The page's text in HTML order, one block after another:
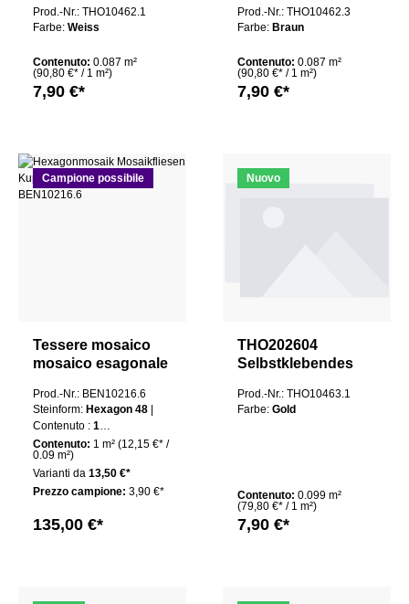
Marmoroptik Weiß
Prod.-Nr.: THO10462.1
Farbe: Weiss
Contenuto: 0.087 m²
(90,80 €* / 1 m²)
7,90 €*
Schieferoptik Braun
Prod.-Nr.: THO10462.3
Farbe: Braun
Contenuto: 0.087 m²
(90,80 €* / 1 m²)
7,90 €*
Campione possibile
Tessere mosaico
mosaico esagonale
confezione
Prod.-Nr.: BEN10216.6
Steinform: Hexagon 48
Contenuto : 1
pacchetto
Contenuto: 1 m² (12,15 €* /
0.09 m²)
Varianti da 13,50 €*
Prezzo campione: 3,90 €*
135,00 €*
Nuovo
THO202604
Selbstklebendes
Montpellier 3D
Hexagon fugenlos
Prod.-Nr.: THO10463.1
Farbe: Gold
Contenuto: 0.099 m²
(79,80 €* / 1 m²)
7,90 €*